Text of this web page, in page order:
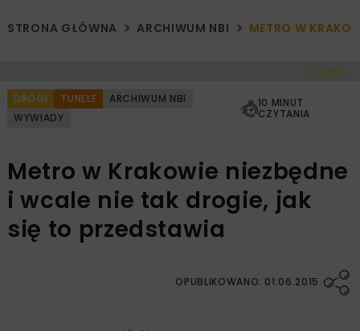
STRONA GŁÓWNA ARCHIWUM NBI METRO W
< Cofnij
DROGI TUNELE
ARCHIWUM NBI
WYWIADY
10 MINUT
CZYTANIA
Metro w Krakowie niezbędne
i wcale nie tak drogie, jak
się to przedstawia
OPUBLIKOWANO: 01.06.2015